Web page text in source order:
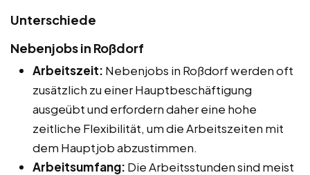
Unterschiede
Nebenjobs in Roßdorf
Arbeitszeit: Nebenjobs in Roßdorf werden oft
zusätzlich zu einer Hauptbeschäftigung
ausgeübt und erfordern daher eine hohe
zeitliche Flexibilität, um die Arbeitszeiten mit
dem Hauptjob abzustimmen.
Arbeitsumfang: Die Arbeitsstunden sind meist